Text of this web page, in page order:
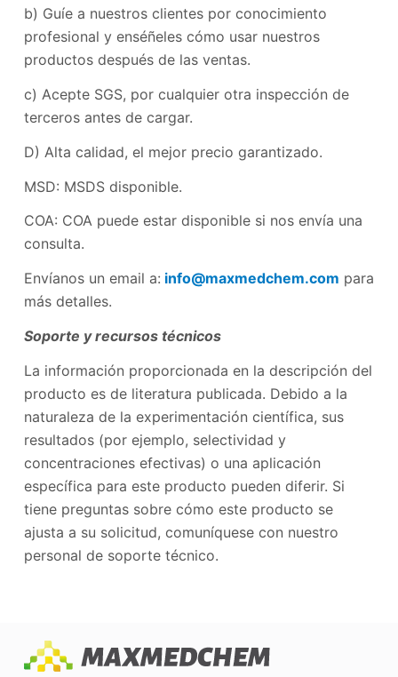
b) Guíe a nuestros clientes por conocimiento
profesional y enséñeles cómo usar nuestros
productos después de las ventas.
c) Acepte SGS, por cualquier otra inspección de
terceros antes de cargar.
D) Alta calidad, el mejor precio garantizado.
MSD: MSDS disponible.
COA: COA puede estar disponible si nos envía una
consulta.
Envíanos un email a: info@maxmedchem.com para
más detalles.
Soporte y recursos técnicos
La información proporcionada en la descripción del
producto es de literatura publicada. Debido a la
naturaleza de la experimentación científica, sus
resultados (por ejemplo, selectividad y
concentraciones efectivas) o una aplicación
específica para este producto pueden diferir. Si
tiene preguntas sobre cómo este producto se
ajusta a su solicitud, comuníquese con nuestro
personal de soporte técnico.